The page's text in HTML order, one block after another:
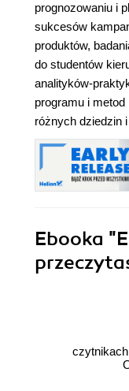
prognozowaniu i
sukcesów
produktów,
do studentów
analityków-
programu i metod
różnych dziedzin i
Ebooka